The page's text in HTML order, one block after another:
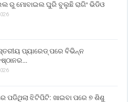
ରୁ ମୋବାଇଲ ଘୁରି ବୁଲୁଛି ରାଗିଂ ଭିଡିଓ
ପ୍ୟାରେଡ୍ ପରେ ବିଭିନ୍ନ
ପଡିଥିଲା ଝିଟିପିଟି: ଖାଇବା ପରେ ୭ ଶିଶୁ